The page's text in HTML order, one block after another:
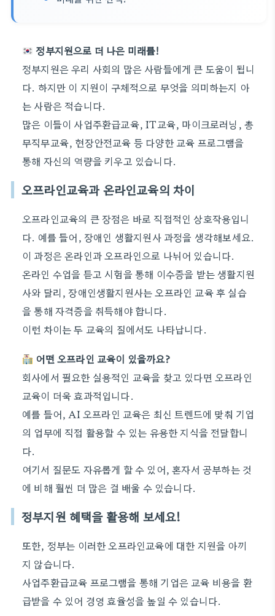
정부지원으로 더 나은 미래를!
정부지원은 우리 사회의 많은 사람들에게 큰 도움이 됩니
다. 하지만 이 지원이 구체적으로 무엇을 의미하는지 아
는 사람은 적습니다.
많은 이들이 사업주환급교육, IT교육, 마이크로러닝, 총
무직무교육, 현장안전교육 등 다양한 교육 프로그램을
통해 자신의 역량을 키우고 있습니다.
오프라인교육과 온라인교육의 차이
오프라인교육의 큰 장점은 바로 직접적인 상호작용입니
다. 예를 들어, 장애인 생활지원사 과정을 생각해보세요.
이 과정은 온라인과 오프라인으로 나뉘어 있습니다.
온라인 수업을 듣고 시험을 통해 이수증을 받는 생활지원
사와 달리, 장애인생활지원사는 오프라인 교육 후 실습
을 통해 자격증을 취득해야 합니다.
이런 차이는 두 교육의 질에서도 나타납니다.
어떤 오프라인 교육이 있을까요?
회사에서 필요한 실용적인 교육을 찾고 있다면 오프라인
교육이 더욱 효과적입니다.
예를 들어, AI 오프라인 교육은 최신 트렌드에 맞춰 기업
의 업무에 직접 활용할 수 있는 유용한 지식을 전달합니
다.
여기서 질문도 자유롭게 할 수 있어, 혼자서 공부하는 것
에 비해 훨씬 더 많은 걸 배울 수 있습니다.
정부지원 혜택을 활용해 보세요!
또한, 정부는 이러한 오프라인교육에 대한 지원을 아끼
지 않습니다.
사업주환급교육 프로그램을 통해 기업은 교육 비용을 환
급받을 수 있어 경영 효율성을 높일 수 있습니다.